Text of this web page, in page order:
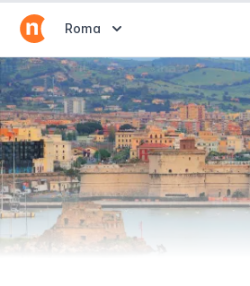
Abrir selector de destinos
Roma